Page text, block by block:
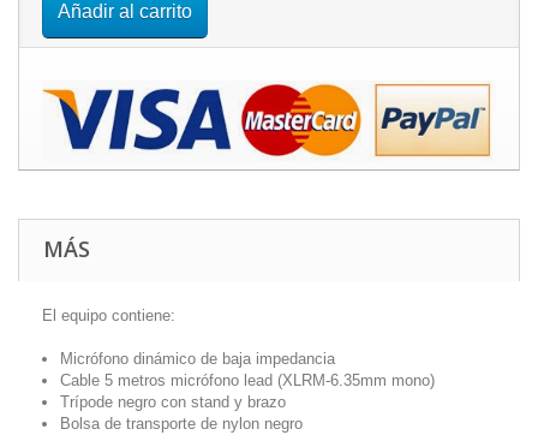
Añadir al carrito
MÁS
El equipo contiene:
Micrófono dinámico de baja impedancia
Cable 5 metros micrófono lead (XLRM-6.35mm mono)
Trípode negro con stand y brazo
Bolsa de transporte de nylon negro